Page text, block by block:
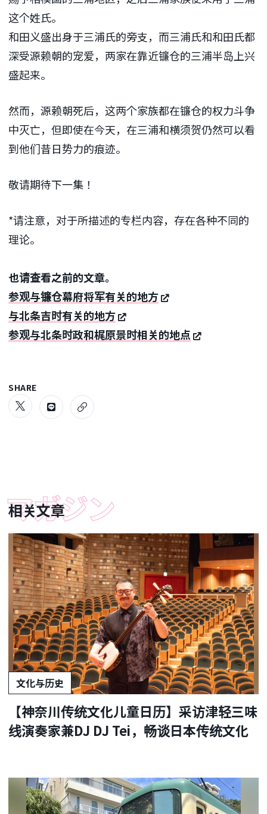
这个姓氏。
和田义盛出身于三浦氏的旁支，而三浦氏和和田氏都
深受源赖朝的宠爱，两家在靠近镰仓的三浦半岛上兴
盛起来。
然而，源赖朝死后，这两个家族都在镰仓的权力斗争
中灭亡，但即使在今天，在三浦和横须贺仍然可以看
到他们昔日势力的痕迹。
敬请期待下一集！
*请注意，对于所描述的专栏内容，存在各种不同的
理论。
也请查看之前的文章。
参观与镰仓幕府将军有关的地方
与北条吉时有关的地方
参观与北条时政和梶原景时相关的地点
SHARE
相关文章
文化与历史
【神奈川传统文化儿童日历】采访津轻三味
线演奏家兼DJ DJ Tei，畅谈日本传统文化